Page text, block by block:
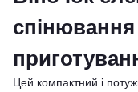
Цей компактний і